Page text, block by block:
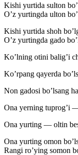
Kishi yurtida sulton
O’z yurtingda ulton
Kishi yurtida shoh
O’z yurtingda gado
Ko’lning otini balig’i
Ko’rpang qayerda
Non gadosi bo’lsang
Ona yerning tuprog’i
Ona yurting — oltin
Ona yurting omon
Rangi ro’ying somon